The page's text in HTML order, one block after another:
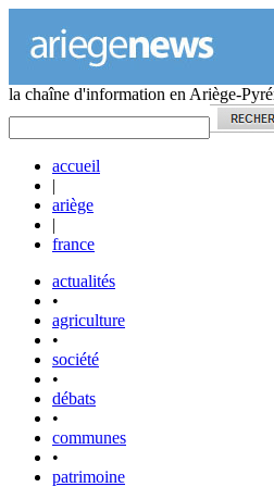
la chaîne d'information en Ariège-
accueil
|
ariège
|
france
actualités
•
agriculture
•
société
•
débats
•
communes
•
patrimoine